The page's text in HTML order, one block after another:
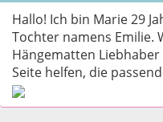
Hallo! Ich bin Marie 29
Tochter namens Emilie.
Hängematten
Seite helfen, die